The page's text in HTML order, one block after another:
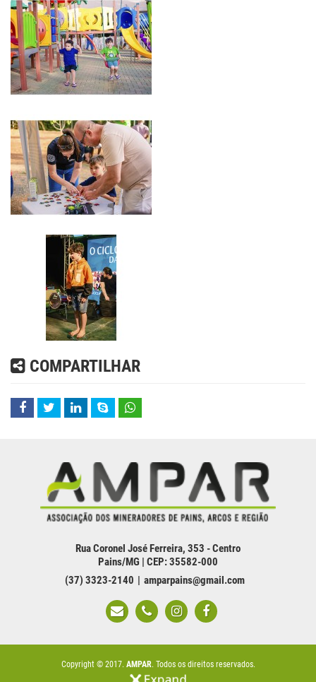
COMPARTILHAR
Rua Coronel José Ferreira, 353 - Centro
Pains/MG | CEP: 35582-000
(37) 3323-2140
amparpains@gmail.com
Copyright © 2017. AMPAR. Todos os direitos reservados.